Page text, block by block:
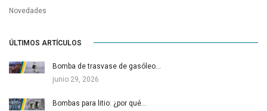
Novedades
ÚLTIMOS ARTÍCULOS
Bomba de trasvase de gasóleo…
junio 29, 2026
Bombas para litio: ¿por qué…